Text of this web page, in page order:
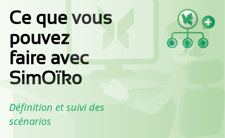
Ce que vous
pouvez
faire avec
SimOïko
Définition et suivi des
scénarios